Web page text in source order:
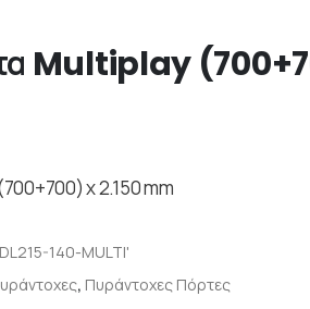
Multiplay
x 2.150 mm
140-MULTI'
, Πυράντοχες Πόρτες